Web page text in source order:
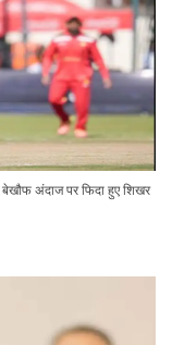
अंदाज पर फिदा हुए शिखर